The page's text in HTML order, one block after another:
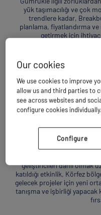
yük taşımacılığı ve çok
trendlere kadar,
planlama, fiyatlandırma
getirmek için
Tedarik
geliştiricileri dahil olmak
katıldığı etkinlik, Körfez
gelecek projeler için yeni
tanışma ve işbirliği
Our cookies
We use cookies to improve
allow us and third parties to
see across websites and
configure cookies individually.
Configure